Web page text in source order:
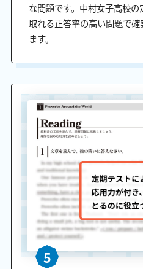
な問題です。中村女子高校
取れる正答率の高い問題で
ます。
5